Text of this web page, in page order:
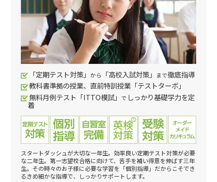
「定期テスト対策」 から 「高校入試対策」 まで徹底指導
教科書準拠の授業、直前特訓授業「テストターボ」
無料月例テスト「ITTO模試」 で しっかり基礎学力を定
着
スタートダッシュが大切な一年生。効率良い定期テスト対策が必要
な二年生。第一志望校合格に向けて、苦手を補い得意を伸ばす三年
生。その時々のお子様に必要な学習を「個別指導」だからこそでき
るきめ細かな指導で、しっかりサポートします。